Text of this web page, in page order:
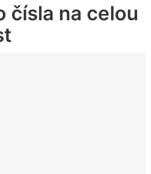
čísla na celou